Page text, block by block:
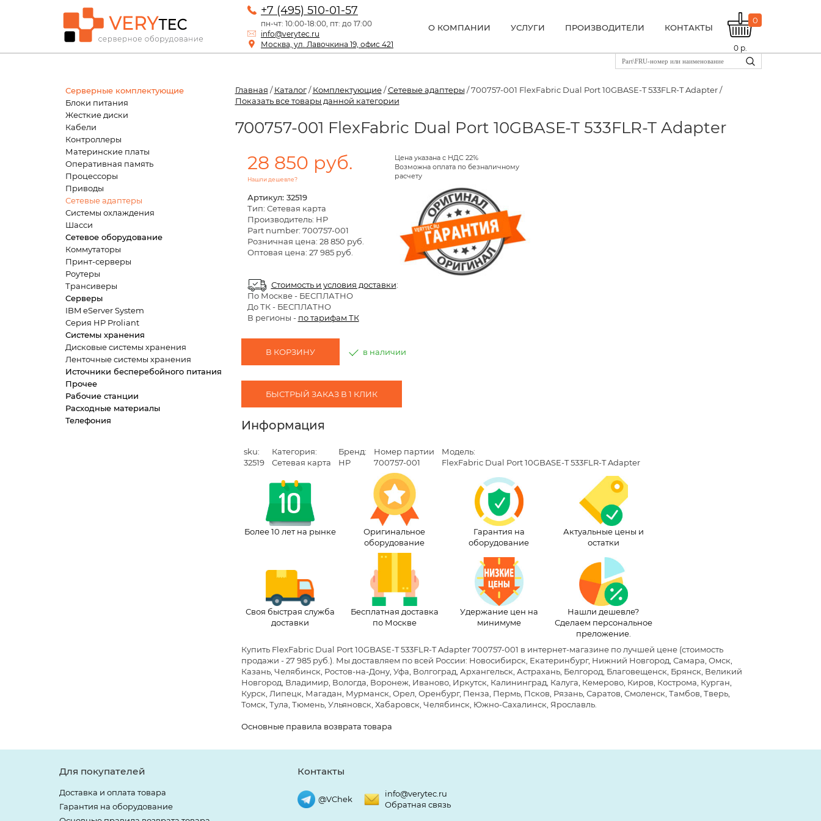
+7 (495) 510-01-57
пн-чт: 10:00-18:00, пт: до 17:00
info@verytec.ru
Москва, ул. Лавочкина 19, офис 421
О КОМПАНИИ УСЛУГИ ПРОИЗВОДИТЕЛИ КОНТАКТЫ
0
0 р.
Серверные комплектующие
Блоки питания
Жесткие диски
Кабели
Контроллеры
Материнские платы
Оперативная память
Процессоры
Приводы
Сетевые адаптеры
Системы охлаждения
Шасси
Сетевое оборудование
Коммутаторы
Принт-серверы
Роутеры
Трансиверы
Серверы
IBM eServer System
Серия HP Proliant
Системы хранения
Дисковые системы хранения
Ленточные системы хранения
Источники бесперебойного питания
Прочее
Рабочие станции
Расходные материалы
Телефония
Главная /Каталог/Комплектующие/Сетевые адаптеры / 700757-001 FlexFabric Dual Port 10GBASE-T 533FLR-T Adapter /
Показать все товары данной категории
700757-001 FlexFabric Dual Port 10GBASE-T 533FLR-T Adapter
28 850 руб.
Нашли дешевле?
Цена указана с НДС 22%
Возможна оплата по безналичному
расчету
Артикул: 32519
Тип: Сетевая карта
Производитель: HP
Part number: 700757-001
Розничная цена: 28 850 руб.
Оптовая цена: 27 985 руб.
Стоимость и условия доставки:
По Москве- БЕСПЛАТНО
До ТК - БЕСПЛАТНО
В регионы - по тарифам ТК
В КОРЗИНУ в наличии
БЫСТРЫЙ ЗАКАЗ В 1 КЛИК
Информация
sku:
32519
Категория:
Сетевая карта
Бренд:
HP
Номер партии
700757-001
Модель:
FlexFabric Dual Port 10GBASE-T 533FLR-T Adapter
Более 10 лет на рынке
Оригинальное
оборудование
Гарантия на
оборудование
Актуальные цены и
остатки
Своя быстрая служба
доставки
Бесплатная доставка
по Москве
Удержание цен на
минимуме
Нашли дешевле?
Сделаем персональное
преложение.
Купить FlexFabric Dual Port 10GBASE-T 533FLR-T Adapter 700757-001 в интернет-магазине по лучшей цене(стоимость
продажи - 27 985 руб.) . Мы доставляем по всей России: Новосибирск, Екатеринбург, Нижний Новгород, Самара, Омск,
Казань, Челябинск, Ростов-на-Дону, Уфа, Волгоград, Архангельск, Астрахань, Белгород, Благовещенск, Брянск, Великий
Новгород, Владимир, Вологда, Воронеж, Иваново, Иркутск, Калининград, Калуга, Кемерово, Киров, Кострома, Курган,
Курск, Липецк, Магадан, Мурманск, Орел, Оренбург, Пенза, Пермь, Псков, Рязань, Саратов, Смоленск, Тамбов, Тверь,
Томск, Тула, Тюмень, Ульяновск, Хабаровск, Челябинск, Южно-Сахалинск, Ярославль.
Основные правила возврата товара
Для покупателей
Доставка и оплата товара
Гарантия на оборудование
Контакты
@VChek
info@verytec.ru
Обратная связь